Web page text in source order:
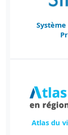
Atlas du